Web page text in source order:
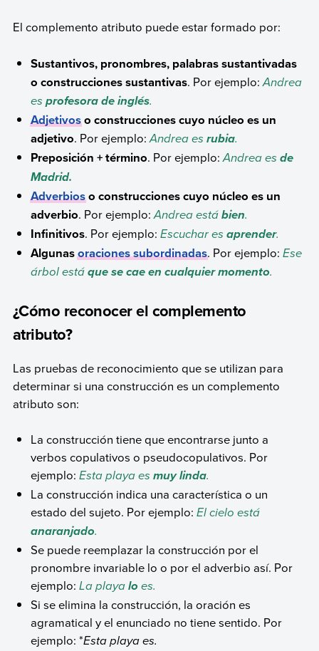
El complemento atributo puede estar formado por:
Sustantivos, pronombres, palabras sustantivadas
o construcciones sustantivas. Por ejemplo:Andrea
esprofesora de inglés.
Adjetivoso construcciones cuyo núcleo es un
adjetivo. Por ejemplo:Andrea esrubia.
Preposición + término. Por ejemplo:Andrea esde
Madrid.
Adverbioso construcciones cuyo núcleo es un
adverbio. Por ejemplo:Andrea estábien.
Infinitivos. Por ejemplo:Escuchar esaprender.
Algunasoraciones subordinadas. Por ejemplo:Ese
árbol estáque se cae en cualquier momento.
¿Cómo reconocer el complemento
atributo?
Las pruebas de reconocimiento que se utilizan para
determinar si una construcción es un complemento
atributo son:
La construcción tiene que encontrarse junto a
verbos copulativos o pseudocopulativos. Por
ejemplo:Esta playa esmuy linda.
La construcción indica una característica o un
estado del sujeto. Por ejemplo:El cielo está
anaranjado.
Se puede reemplazar la construcción por el
pronombre invariable lo o por el adverbio así. Por
ejemplo:La playaloes.
Si se elimina la construcción, la oración es
agramatical y el enunciado no tiene sentido. Por
ejemplo: *Esta playa es.